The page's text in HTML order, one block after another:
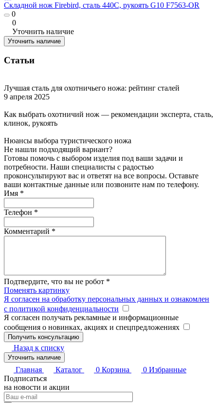
Складной нож Firebird, сталь 440C, рукоять G10 F7563-OR
0
0
Уточнить наличие
Уточнить наличие
Статьи
Лучшая сталь для охотничьего ножа: рейтинг сталей
9 апреля 2025
Как выбрать охотничий нож — рекомендации эксперта, сталь,
клинок, рукоять
Нюансы выбора туристического ножа
Не нашли подходящий вариант?
Готовы помочь с выбором изделия под ваши задачи и
потребности. Наши специалисты с радостью
проконсультируют вас и ответят на все вопросы. Оставьте
ваши контактные данные или позвоните нам по телефону.
Имя *
Телефон *
Комментарий *
Подтвердите, что вы не робот *
Поменять картинку
Я согласен на обработку персональных данных и ознакомлен
с политикой конфиденциальности
Я согласен получать рекламные и информационные
сообщения о новинках, акциях и спецпредложениях
Назад к списку
Уточнить наличие
Главная Каталог 0 Корзина 0 Избранные
Подписаться
на новости и акции